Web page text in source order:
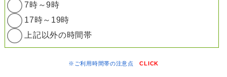
7時～9時
17時～19時
上記以外の時間帯
※ご利用時間帯の注意点CLICK